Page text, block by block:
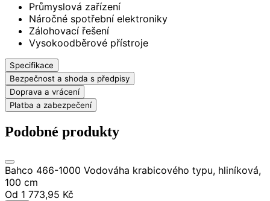
Průmyslová zařízení
Náročné spotřební elektroniky
Zálohovací řešení
Vysokoodběrové přístroje
Specifikace
Bezpečnost a shoda s předpisy
Doprava a vrácení
Platba a zabezpečení
Podobné produkty
Bahco 466-1000 Vodováha krabicového typu, hliníková,
100 cm
Od 1 773,95 Kč